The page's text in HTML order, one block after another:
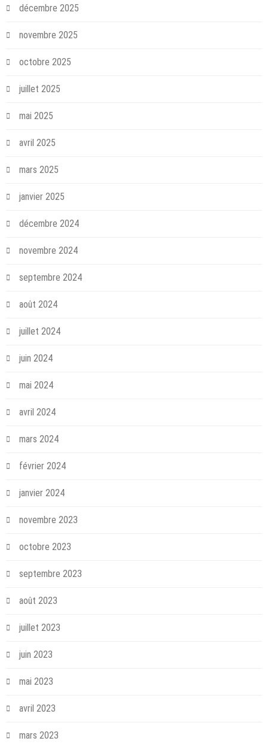
décembre 2025
novembre 2025
octobre 2025
juillet 2025
mai 2025
avril 2025
mars 2025
janvier 2025
décembre 2024
novembre 2024
septembre 2024
août 2024
juillet 2024
juin 2024
mai 2024
avril 2024
mars 2024
février 2024
janvier 2024
novembre 2023
octobre 2023
septembre 2023
août 2023
juillet 2023
juin 2023
mai 2023
avril 2023
mars 2023